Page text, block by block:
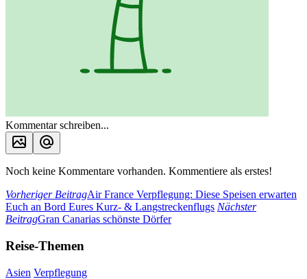
Kommentar schreiben...
Noch keine Kommentare vorhanden. Kommentiere als erstes!
Vorheriger BeitragAir France Verpflegung: Diese Speisen erwarten
Euch an Bord Eures Kurz- & Langstreckenflugs Nächster
BeitragGran Canarias schönste Dörfer
Reise-Themen
Asien Verpflegung